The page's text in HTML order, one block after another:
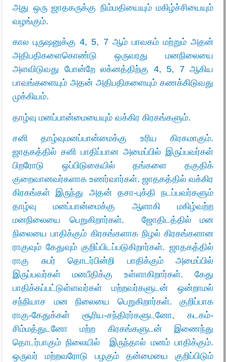
அது ஒரு ஜாதகருக்கு நிம்மதியையும் மகிழ்ச்சியையும்
வழங்கும்.
கால புருஷனுக்கு 4, 5, 7 ஆம் பாவகம் மற்றும் அதன்
அதிபதிகளைகொண்டு ஒருவரது மனநிலையை
அளவிடுவது போன்றே லக்னத்திற்கு 4, 5, 7 ஆகிய
பாவங்களையும் அதன் அதிபதிகளையும் கணக்கிடுவது
முக்கியம்.
தாழ்வு மனப்பான்மையையும் வக்கிர கிரகங்களும்.
சனி தாழ்வுமனப்பான்மைக்கு உரிய கிரகமாகும்.
ஜாதகத்தில் சனி பாதிப்பான அமைப்பில் இருப்பவர்கள்
பிறரோடு ஒப்பிடுகையில் தங்களை தகுதிக்
குறைவானவர்களாக உணர்வார்கள். ஜாதகத்தில் வக்கிர
கிரகங்கள் இருந்து அதன் தசா-புக்தி நடப்பவர்களும்
தாழ்வு மனப்பான்மைக்கு ஆளாகி மகிழ்வற்ற
மனநிலையை பெறுகிறார்கள். ஜோதிடத்தில் மன
நிலையை பாதிக்கும் கிரகங்களாக நிழல் கிரகங்களான
ராகுவும் கேதுவும் குறிப்பிடப்படுகிறார்கள். ஜாதகத்தில்
ராகு சுபர் தொடர்பின்றி பாதிக்கும் அமைப்பில்
இருப்பவர்கள் மனபீதிக்கு உள்ளாகிறார்கள். கேது
பாதிக்கப்பட்டுள்ளவர்கள் மற்றவர்களுடன் ஒன்றாமல்
சந்நியாச மன நிலையை பெறுகிறார்கள். குறிப்பாக
ராகு-கேதுக்கள் சூரிய-சந்திரர்களுடனோ, கடகம்-
சிம்மத்துடனோ மற்ற கிரகங்களுடன் இணைந்து
தொடர்பாகும் நிலையில் இருந்தால் மனம் பாதிக்கும்.
ஒருவர் மற்றவரோடு பழகும் தன்மையை குறிப்பிடும்